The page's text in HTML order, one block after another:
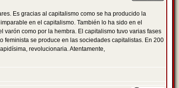
Es gracias al capitalismo como se ha producido la
en el capitalismo. También lo ha sido en el
como por la hembra. El capitalismo tuvo varias fases
feminista se produce en las sociedades capitalistas. En 200
revolucionaria. Atentamente,